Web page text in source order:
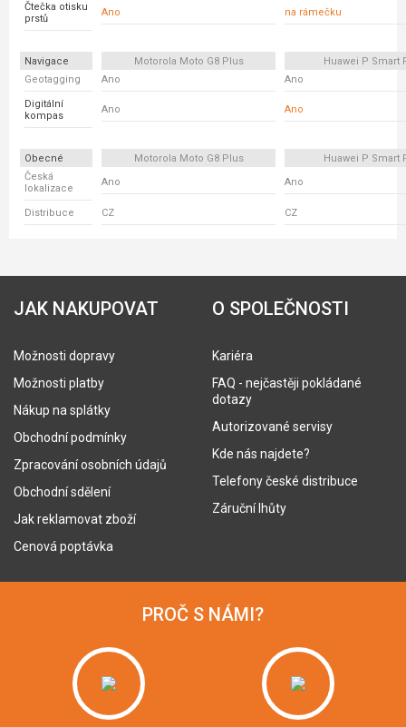
Čtečka otisku
prstů
Ano na rámečku
Navigace Motorola Moto G8 Plus
Huawei P Smart
Geotagging
Ano Ano
Digitální
kompas
Ano Ano
Obecné Motorola Moto G8 Plus
Huawei P Smart
Česká
lokalizace
Ano Ano
Distribuce CZ CZ
JAK NAKUPOVAT
Možnosti dopravy
Možnosti platby
Nákup na splátky
Obchodní podmínky
Zpracování osobních údajů
Obchodní sdělení
Jak reklamovat zboží
Cenová poptávka
O SPOLEČNOSTI
Kariéra
FAQ - nejčastěji pokládané
dotazy
Autorizované servisy
Kde nás najdete?
Telefony české distribuce
Záruční lhůty
PROČ S NÁMI?